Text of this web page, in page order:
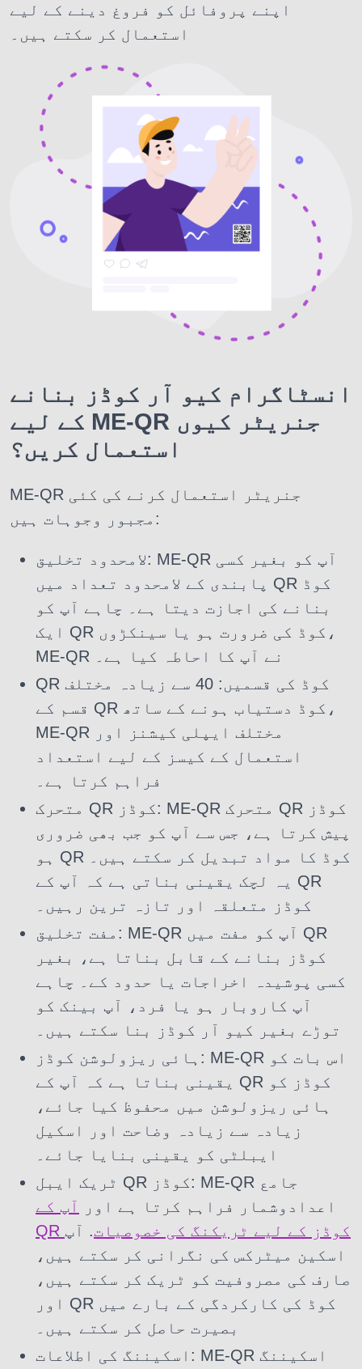
اپنے پروفائل کو فروغ دینے کے لیے
استعمال کر سکتے ہیں۔
انسٹاگرام کیو آر کوڈز بنانے
کے لیے ME-QR جنریٹر کیوں
استعمال کریں؟
ME-QR جنریٹر استعمال کرنے کی کئی
مجبور وجوہات ہیں:
لامحدود تخلیق: ME-QR آپ کو بغیر کسی
پابندی کے لامحدود تعداد میں QR کوڈ
بنانے کی اجازت دیتا ہے۔ چاہے آپ کو
ایک QR کوڈ کی ضرورت ہو یا سینکڑوں،
ME-QR نے آپ کا احاطہ کیا ہے۔
QR کوڈ کی قسمیں: 40 سے زیادہ مختلف
قسم کے QR کوڈ دستیاب ہونے کے ساتھ،
ME-QR مختلف ایپلی کیشنز اور
استعمال کے کیسز کے لیے استعداد
فراہم کرتا ہے۔
متحرک QR کوڈز: ME-QR متحرک QR کوڈز
پیش کرتا ہے، جس سے آپ کو جب بھی ضروری
ہو QR کوڈ کا مواد تبدیل کر سکتے ہیں۔
یہ لچک یقینی بناتی ہے کہ آپ کے QR
کوڈز متعلقہ اور تازہ ترین رہیں۔
مفت تخلیق: ME-QR آپ کو مفت میں QR
کوڈز بنانے کے قابل بناتا ہے، بغیر
کسی پوشیدہ اخراجات یا حدود کے۔ چاہے
آپ کاروبار ہو یا فرد، آپ بینک کو
توڑے بغیر کیو آر کوڈز بنا سکتے ہیں۔
ہائی ریزولوشن کوڈز: ME-QR اس بات کو
یقینی بناتا ہے کہ آپ کے QR کوڈز کو
ہائی ریزولوشن میں محفوظ کیا جائے،
زیادہ سے زیادہ وضاحت اور اسکیل
ایبلٹی کو یقینی بنایا جائے۔
ٹریک ایبل QR کوڈز: ME-QR جامع
اعدادوشمار فراہم کرتا ہے اور
آپ کے
QR کوڈز کے لیے ٹریکنگ کی خصوصیات. آپ
اسکین میٹرکس کی نگرانی کر سکتے ہیں،
صارف کی مصروفیت کو ٹریک کر سکتے ہیں،
اور QR کوڈ کی کارکردگی کے بارے میں
بصیرت حاصل کر سکتے ہیں۔
اسکیننگ کی اطلاعات: ME-QR اسکیننگ